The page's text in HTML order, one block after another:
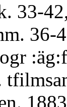
33-
36-